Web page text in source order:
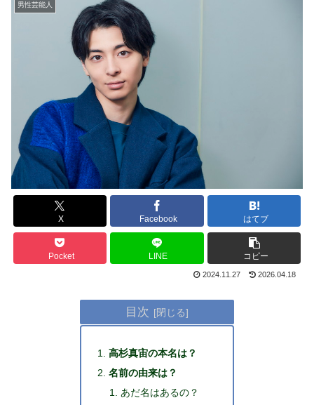
男性芸能人
X Facebook はてブ
Pocket LINE コピー
2024.11.27 2026.04.18
目次
高杉真宙の本名は？
名前の由来は？
あだ名はあるの？